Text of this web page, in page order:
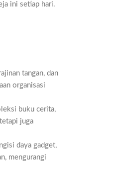
ini setiap hari.
tangan, dan
organisasi
buku cerita,
juga
daya gadget,
mengurangi